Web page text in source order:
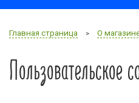
Главная страница > О
Пользовательское